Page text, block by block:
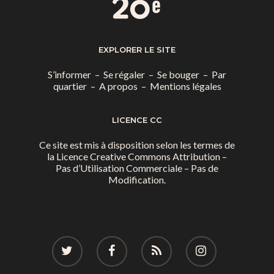
EXPLORER LE SITE
S’informer – Se régaler – Se bouger – Par
quartier– A propos – Mentions légales
LICENCE CC
Ce site est mis à disposition selon les termes de
la Licence Creative Commons Attribution –
Pas d’Utilisation Commerciale – Pas de
Modification.